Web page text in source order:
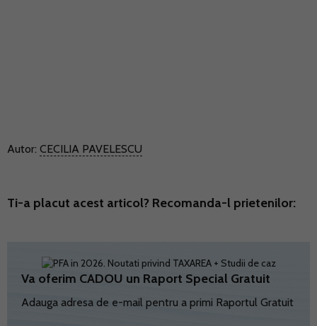
Autor: CECILIA PAVELESCU
Ti-a placut acest articol? Recomanda-l prietenilor:
Va oferim CADOU un Raport Special Gratuit
Adauga adresa de e-mail pentru a primi Raportul Gratuit